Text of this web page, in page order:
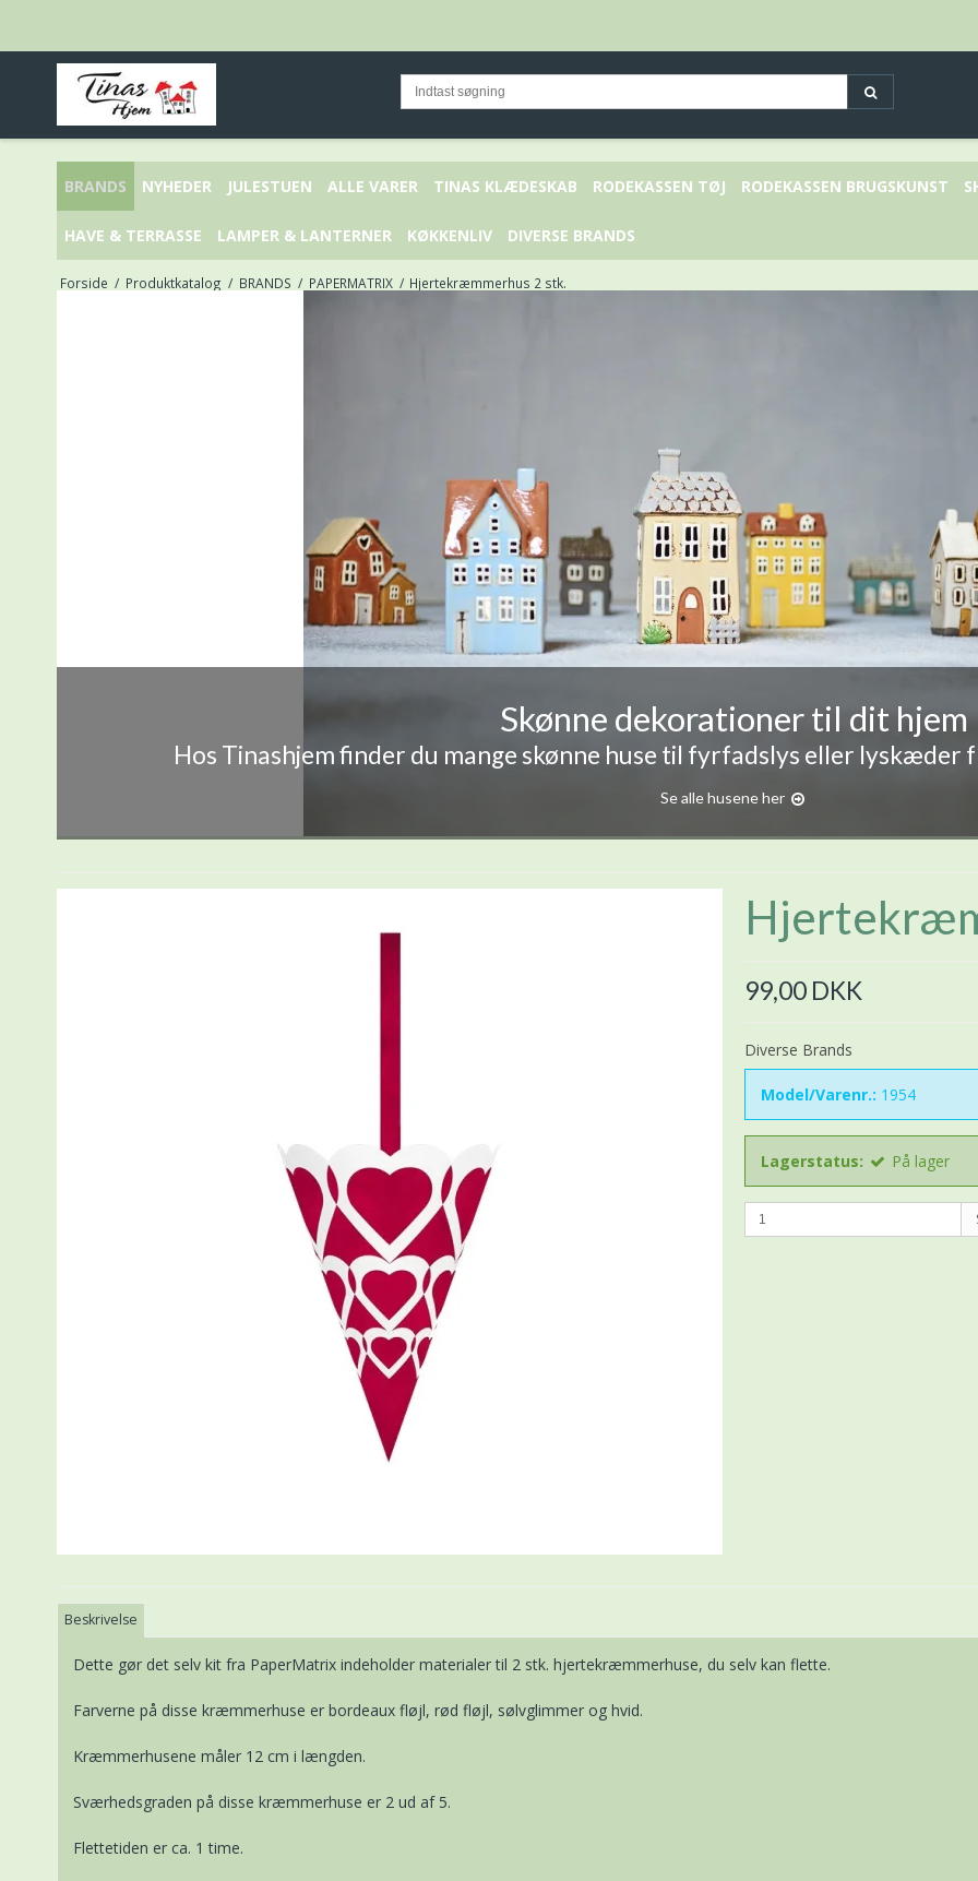
BRANDS NYHEDER JULESTUEN ALLE VARER TINAS KLÆDESKAB RODEKASSEN TØJ RODEKASSEN BRUGSKUNST
HAVE & TERRASSE LAMPER & LANTERNER KØKKENLIV DIVERSE BRANDS
Forside / Produktkatalog / BRANDS / PAPERMATRIX / Hjertekræmmerhus 2 stk.
Skønne dekorationer til dit hjem
Hos Tinashjem finder du mange skønne huse til fyrfadslys eller lyskæder
Se alle husene her
99,00 DKK
Diverse Brands
Model/Varenr.: 1954
Lagerstatus: På lager
Beskrivelse
Dette gør det selv kit fra PaperMatrix indeholder materialer til 2 stk. hjertekræmmerhuse, du selv kan flette.
Farverne på disse kræmmerhuse er bordeaux fløjl, rød fløjl, sølvglimmer og hvid.
Kræmmerhusene måler 12 cm i længden.
Sværhedsgraden på disse kræmmerhuse er 2 ud af 5.
Flettetiden er ca. 1 time.